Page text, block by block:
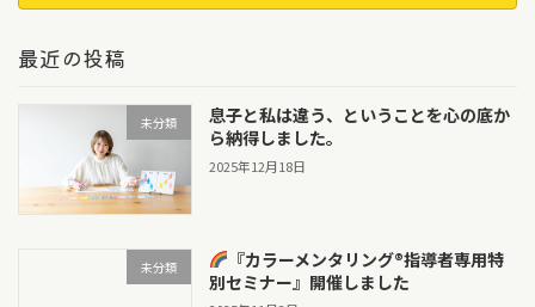
最近の投稿
未分類
息子と私は違う、ということを心の底か
ら納得しました。
2025年12月18日
未分類
『カラーメンタリング®指導者専用特
別セミナー』開催しました